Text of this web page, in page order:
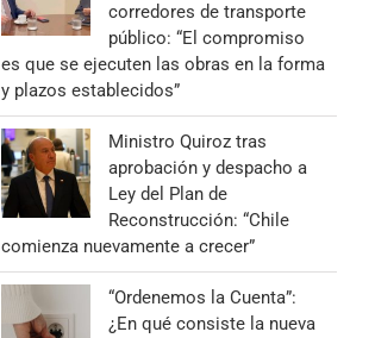
corredores de transporte
público: “El compromiso
es que se ejecuten las obras en la forma
y plazos establecidos”
Ministro Quiroz tras
aprobación y despacho a
Ley del Plan de
Reconstrucción: “Chile
comienza nuevamente a crecer”
“Ordenemos la Cuenta”:
¿En qué consiste la nueva